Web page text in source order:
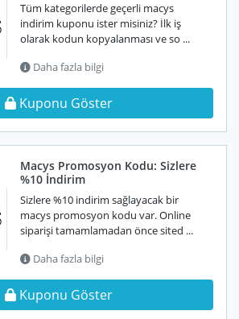
Tüm kategorilerde geçerli macys
indirim kuponu ister misiniz? İlk iş
olarak kodun kopyalanması ve so ...
Daha fazla bilgi
Kuponu Göster
Macys Promosyon Kodu: Sizlere
%10 İndirim
Sizlere %10 indirim sağlayacak bir
macys promosyon kodu var. Online
siparişi tamamlamadan önce sited ...
Daha fazla bilgi
Kuponu Göster